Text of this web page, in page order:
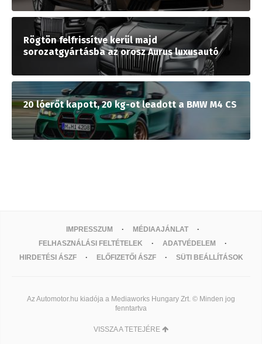
Rögtön felfrissítve kerül majd
sorozatgyártásba az orosz Aurus luxusautó
20 lóerőt kapott, 20 kg-ot leadott a BMW M4 CS
IMPRESSZUM
MÉDIAAJÁNLAT
FELHASZNÁLÁSI FELTÉTELEK
ADATVÉDELEM
HIRDETÉSI ÁSZF
ELŐFIZETŐI ÁSZF SÜTI BEÁLLÍTÁSOK
Az Automotor.hu kiadója a Mediaworks Hungary Zrt. © Minden jog
fenntartva
VISSZA A TETEJÉRE